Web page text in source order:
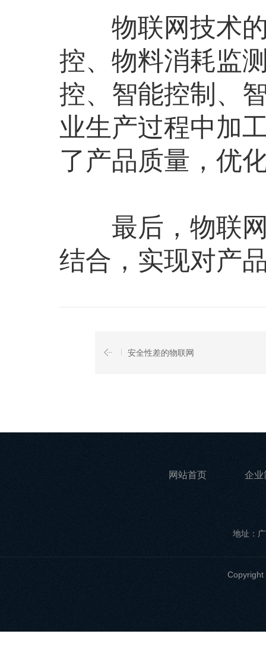
物联网技术的
控、物料消耗监
控、智能控制、
业生产过程中加
了产品质量，优
最后，物联网
结合，实现对产
安全性差的物联网
网站首页 企业
地址：